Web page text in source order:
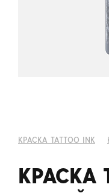
КРАСКА TATTOO INK
КРАСКА